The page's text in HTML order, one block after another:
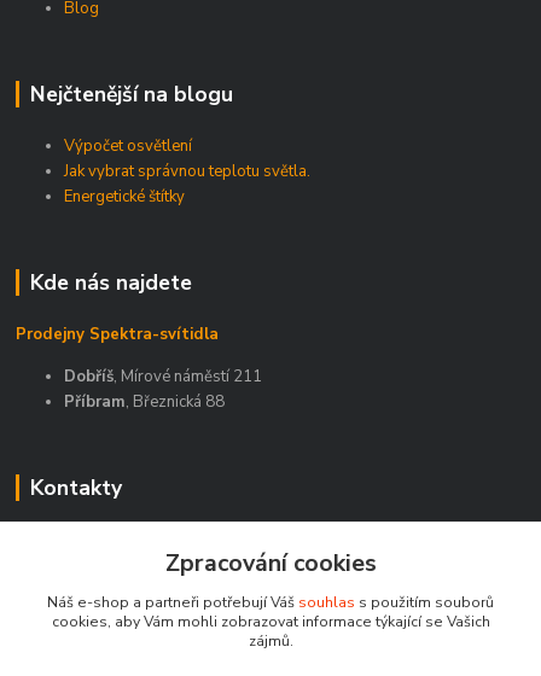
Blog
Nejčtenější na blogu
Výpočet osvětlení
Jak vybrat správnou teplotu světla.
Energetické štítky
Kde nás najdete
Prodejny Spektra-svítidla
Dobříš, Mírové náměstí 211
Příbram, Březnická 88
Kontakty
+420 603 811 188
spektra-svitidla@seznam.cz
Zpracování cookies
Náš e-shop a partneři potřebují Váš souhlas s použitím souborů
cookies, aby Vám mohli zobrazovat informace týkající se Vašich
zájmů.